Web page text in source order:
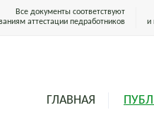
Все документы соответствуют
аттестации педработников
и
ГЛАВНАЯ